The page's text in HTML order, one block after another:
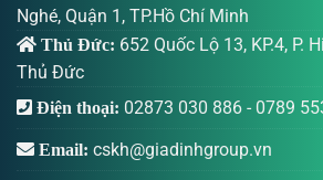
Nghé, Quận 1, TP.Hồ Chí Minh
Thủ Đức: 652 Quốc Lộ 13, KP.4, P.
Thủ Đức
Điện thoại: 02873 030 886 - 0789
Email: cskh@giadinhgroup.vn